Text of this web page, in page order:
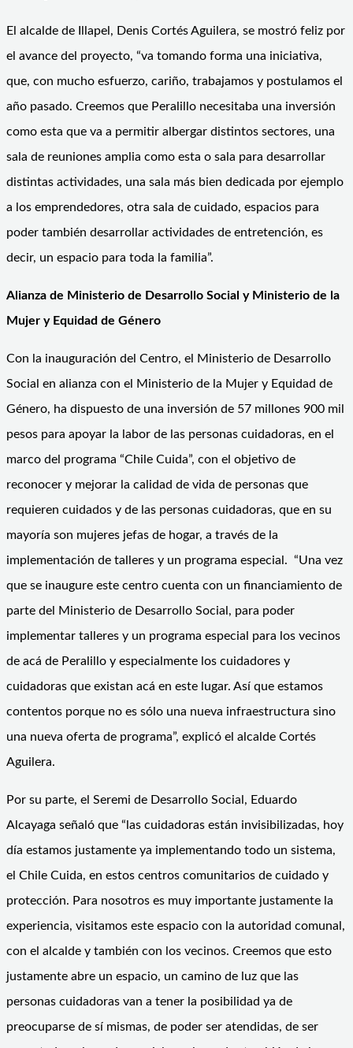
El alcalde de Illapel, Denis Cortés Aguilera, se mostró feliz por
el avance del proyecto, “va tomando forma una iniciativa,
que, con mucho esfuerzo, cariño, trabajamos y postulamos el
año pasado. Creemos que Peralillo necesitaba una inversión
como esta que va a permitir albergar distintos sectores, una
sala de reuniones amplia como esta o sala para desarrollar
distintas actividades, una sala más bien dedicada por ejemplo
a los emprendedores, otra sala de cuidado, espacios para
poder también desarrollar actividades de entretención, es
decir, un espacio para toda la familia”.
Alianza de Ministerio de Desarrollo Social y Ministerio de la
Mujer y Equidad de Género
Con la inauguración del Centro, el Ministerio de Desarrollo
Social en alianza con el Ministerio de la Mujer y Equidad de
Género, ha dispuesto de una inversión de 57 millones 900 mil
pesos para apoyar la labor de las personas cuidadoras, en el
marco del programa “Chile Cuida”, con el objetivo de
reconocer y mejorar la calidad de vida de personas que
requieren cuidados y de las personas cuidadoras, que en su
mayoría son mujeres jefas de hogar, a través de la
implementación de talleres y un programa especial. “Una vez
que se inaugure este centro cuenta con un financiamiento de
parte del Ministerio de Desarrollo Social, para poder
implementar talleres y un programa especial para los vecinos
de acá de Peralillo y especialmente los cuidadores y
cuidadoras que existan acá en este lugar. Así que estamos
contentos porque no es sólo una nueva infraestructura sino
una nueva oferta de programa”, explicó el alcalde Cortés
Aguilera.
Por su parte, el Seremi de Desarrollo Social, Eduardo
Alcayaga señaló que “las cuidadoras están invisibilizadas, hoy
día estamos justamente ya implementando todo un sistema,
el Chile Cuida, en estos centros comunitarios de cuidado y
protección. Para nosotros es muy importante justamente la
experiencia, visitamos este espacio con la autoridad comunal,
con el alcalde y también con los vecinos. Creemos que esto
justamente abre un espacio, un camino de luz que las
personas cuidadoras van a tener la posibilidad ya de
preocuparse de sí mismas, de poder ser atendidas, de ser